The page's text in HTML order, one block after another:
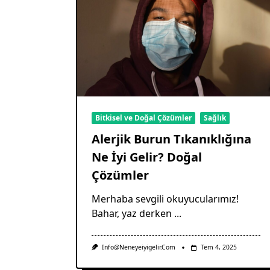
Bitkisel ve Doğal Çözümler Sağlık
Alerjik Burun Tıkanıklığına
Ne İyi Gelir? Doğal
Çözümler
Merhaba sevgili okuyucularımız!
Bahar, yaz derken ...
Info@neneyeiyigelir.com Tem 4, 2025